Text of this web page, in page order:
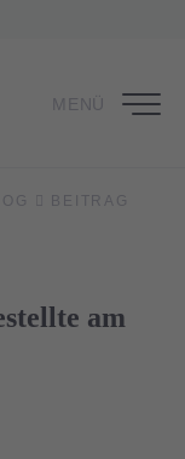
MENÜ
BEITRAG
am